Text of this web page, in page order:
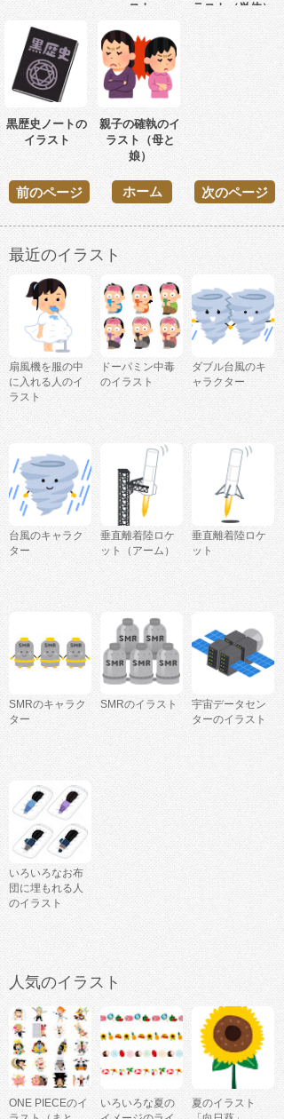
スト
ラスト（単体）
黒歴史ノートの
イラスト
親子の確執のイ
ラスト（母と
娘）
前のページ 次のページ
ホーム
最近のイラスト
扇風機を服の中
に入れる人のイ
ラスト
ドーパミン中毒
のイラスト
ダブル台風のキ
ャラクター
台風のキャラク
ター
垂直離着陸ロケ
ット（アーム）
垂直離着陸ロケ
ット
SMRのキャラク
ター
SMRのイラスト
宇宙データセン
ターのイラスト
いろいろなお布
団に埋もれる人
のイラスト
人気のイラスト
ONE PIECEのイ
いろいろな夏の
夏のイラスト